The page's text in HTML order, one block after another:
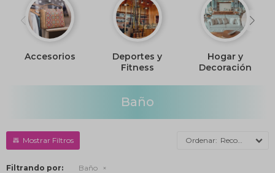
Accesorios
Deportes y
Fitness
Hogar y
Decoración
Baño
Recomendados
Filtrando por: Baño